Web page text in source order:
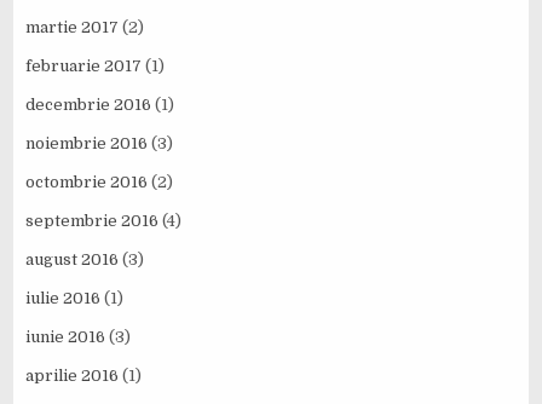
martie 2017 (2)
februarie 2017 (1)
decembrie 2016 (1)
noiembrie 2016 (3)
octombrie 2016 (2)
septembrie 2016 (4)
august 2016 (3)
iulie 2016 (1)
iunie 2016 (3)
aprilie 2016 (1)